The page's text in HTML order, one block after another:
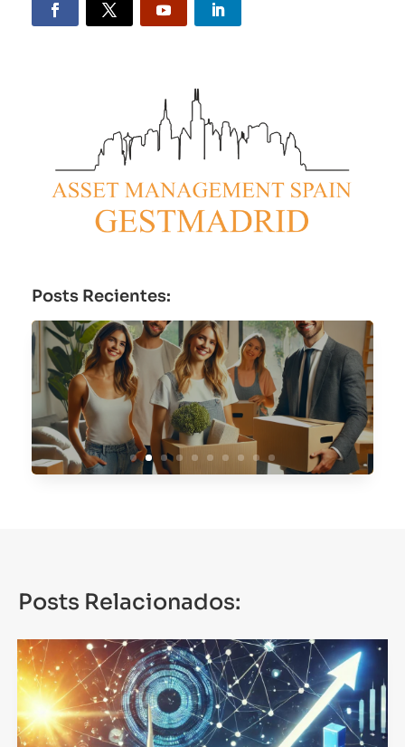
Posts Recientes:
Servicios de Relocation en
España con Asset
Management Spain
Posts Relacionados: